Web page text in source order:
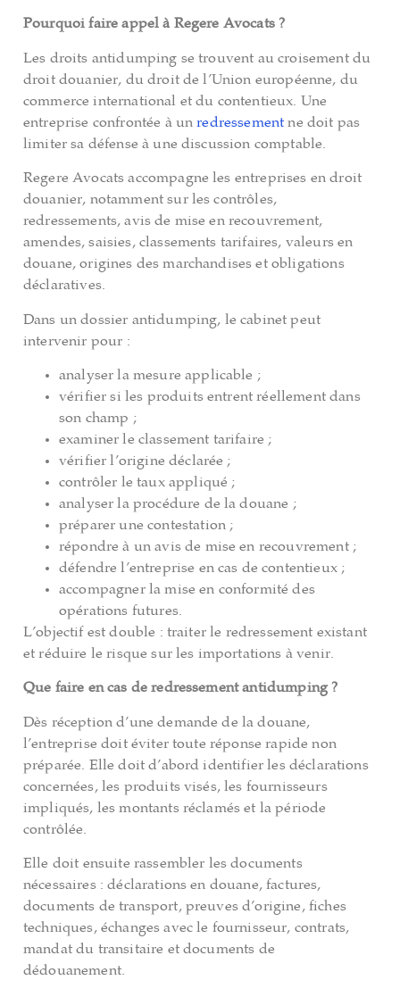
Pourquoi faire appel à Regere Avocats ?
Les droits antidumping se trouvent au croisement du
droit douanier, du droit de l’Union européenne, du
commerce international et du contentieux. Une
entreprise confrontée à unredressement ne doit pas
limiter sa défense à une discussion comptable.
Regere Avocats accompagne les entreprises en droit
douanier, notamment sur les contrôles,
redressements, avis de mise en recouvrement,
amendes, saisies, classements tarifaires, valeurs en
douane, origines des marchandises et obligations
déclaratives.
Dans un dossier antidumping, le cabinet peut
intervenir pour :
analyser la mesure applicable ;
vérifier si les produits entrent réellement dans
son champ ;
examiner le classement tarifaire ;
vérifier l’origine déclarée ;
contrôler le taux appliqué ;
analyser la procédure de la douane ;
préparer une contestation ;
répondre à un avis de mise en recouvrement ;
défendre l’entreprise en cas de contentieux ;
accompagner la mise en conformité des
opérations futures.
L’objectif est double : traiter le redressement existant
et réduire le risque sur les importations à venir.
Que faire en cas de redressement antidumping ?
Dès réception d’une demande de la douane,
l’entreprise doit éviter toute réponse rapide non
préparée. Elle doit d’abord identifier les déclarations
concernées, les produits visés, les fournisseurs
impliqués, les montants réclamés et la période
contrôlée.
Elle doit ensuite rassembler les documents
nécessaires : déclarations en douane, factures,
documents de transport, preuves d’origine, fiches
techniques, échanges avec le fournisseur, contrats,
mandat du transitaire et documents de
dédouanement.